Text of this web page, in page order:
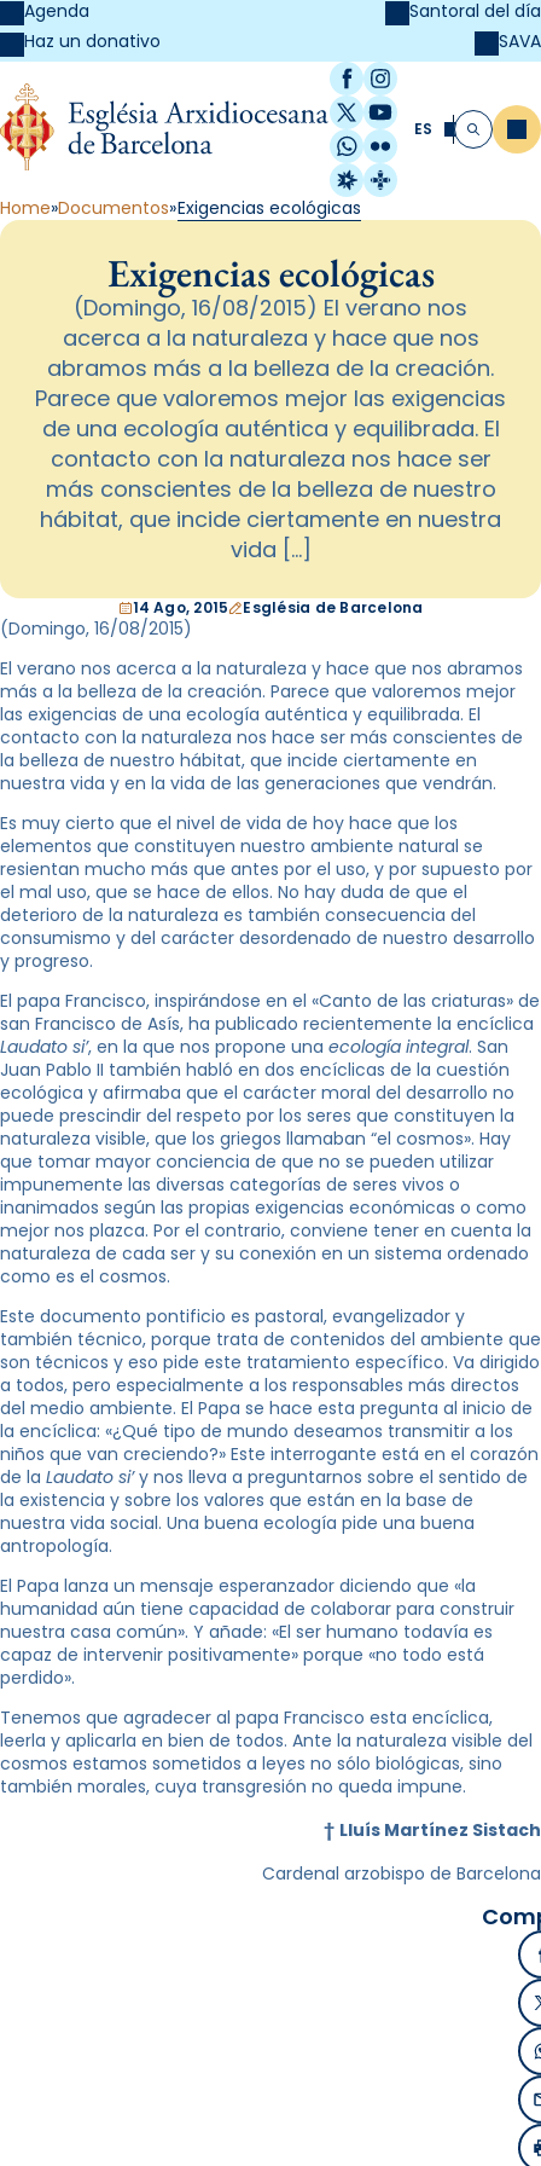
Agenda
Haz un donativo
Santoral del día
SAVA
Facebook
Instagram
X / Twitter
YouTube
WhatsApp
Flickr
Radio Estel
Catalunya
ES Buscar
Home Documentos Exigencias ecológicas
Exigencias ecológicas
(Domingo, 16/08/2015) El verano nos
acerca a la naturaleza y hace que nos
abramos más a la belleza de la creación.
Parece que valoremos mejor las exigencias
de una ecología auténtica y equilibrada. El
contacto con la naturaleza nos hace ser
más conscientes de la belleza de nuestro
hábitat, que incide ciertamente en nuestra
vida […]
14 Ago, 2015 Església de Barcelona
(Domingo, 16/08/2015)
El verano nos acerca a la naturaleza y hace que nos abramos
más a la belleza de la creación. Parece que valoremos mejor
las exigencias de una ecología auténtica y equilibrada. El
contacto con la naturaleza nos hace ser más conscientes de
la belleza de nuestro hábitat, que incide ciertamente en
nuestra vida y en la vida de las generaciones que vendrán.
Es muy cierto que el nivel de vida de hoy hace que los
elementos que constituyen nuestro ambiente natural se
resientan mucho más que antes por el uso, y por supuesto por
el mal uso, que se hace de ellos. No hay duda de que el
deterioro de la naturaleza es también consecuencia del
consumismo y del carácter desordenado de nuestro desarrollo
y progreso.
El papa Francisco, inspirándose en el «Canto de las criaturas» de
san Francisco de Asís, ha publicado recientemente la encíclica
Laudato si’, en la que nos propone una ecología integral. San
Juan Pablo II también habló en dos encíclicas de la cuestión
ecológica y afirmaba que el carácter moral del desarrollo no
puede prescindir del respeto por los seres que constituyen la
naturaleza visible, que los griegos llamaban “el cosmos». Hay
que tomar mayor conciencia de que no se pueden utilizar
impunemente las diversas categorías de seres vivos o
inanimados según las propias exigencias económicas o como
mejor nos plazca. Por el contrario, conviene tener en cuenta la
naturaleza de cada ser y su conexión en un sistema ordenado
como es el cosmos.
Este documento pontificio es pastoral, evangelizador y
también técnico, porque trata de contenidos del ambiente que
son técnicos y eso pide este tratamiento específico. Va dirigido
a todos, pero especialmente a los responsables más directos
del medio ambiente. El Papa se hace esta pregunta al inicio de
la encíclica: «¿Qué tipo de mundo deseamos transmitir a los
niños que van creciendo?» Este interrogante está en el corazón
de la Laudato si’y nos lleva a preguntarnos sobre el sentido de
la existencia y sobre los valores que están en la base de
nuestra vida social. Una buena ecología pide una buena
antropología.
El Papa lanza un mensaje esperanzador diciendo que «la
humanidad aún tiene capacidad de colaborar para construir
nuestra casa común». Y añade: «El ser humano todavía es
capaz de intervenir positivamente» porque «no todo está
perdido».
Tenemos que agradecer al papa Francisco esta encíclica,
leerla y aplicarla en bien de todos. Ante la naturaleza visible del
cosmos estamos sometidos a leyes no sólo biológicas, sino
también morales, cuya transgresión no queda impune.
† Lluís Martínez Sistach
Cardenal arzobispo de Barcelona